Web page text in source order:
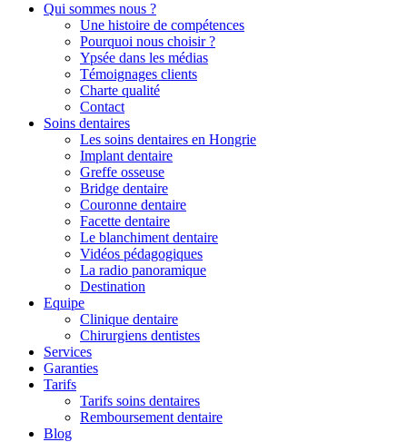
Qui sommes nous ?
Une histoire de compétences
Pourquoi nous choisir ?
Ypsée dans les médias
Témoignages clients
Charte qualité
Contact
Soins dentaires
Les soins dentaires en Hongrie
Implant dentaire
Greffe osseuse
Bridge dentaire
Couronne dentaire
Facette dentaire
Le blanchiment dentaire
Vidéos pédagogiques
La radio panoramique
Destination
Equipe
Clinique dentaire
Chirurgiens dentistes
Services
Garanties
Tarifs
Tarifs soins dentaires
Remboursement dentaire
Blog